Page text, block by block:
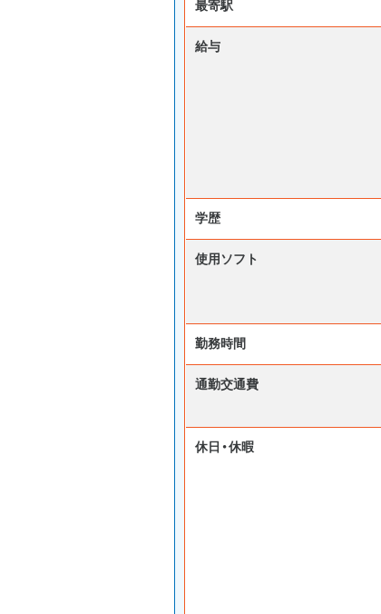
最寄駅
給与
学歴
使用ソフト
勤務時間
通勤交通費
休日・休暇